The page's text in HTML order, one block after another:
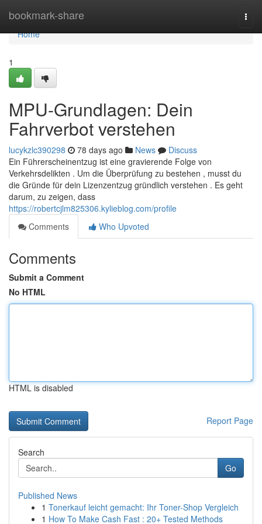
bookmark-share
Home
Home
1
MPU-Grundlagen: Dein
Fahrverbot verstehen
lucykzlc390298 78 days ago News
Discuss
Ein Führerscheinentzug ist eine gravierende Folge von
Verkehrsdelikten . Um die Überprüfung zu bestehen , musst du
die Gründe für dein Lizenzentzug gründlich verstehen . Es geht
darum, zu zeigen, dass
https://robertcjlm825306.kylieblog.com/profile
Comments
Who Upvoted
Comments
Submit a Comment
No HTML
HTML is disabled
Report Page
Search
Go
Published News
1 Tonerkauf leicht gemacht: Ihr Toner-Shop Vergleich
1 How To Make Cash Fast : 20+ Tested Methods